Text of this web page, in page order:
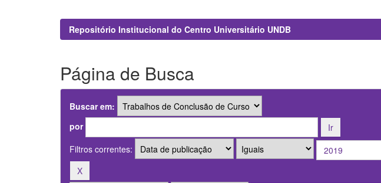
Repositório Institucional do Centro Universitário UNDB
Página de Busca
Buscar em:
por
Filtros correntes: